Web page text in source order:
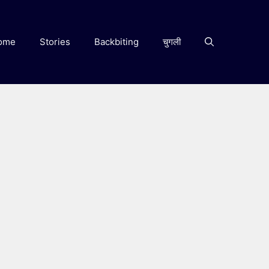
Stories Backbiting चुगली